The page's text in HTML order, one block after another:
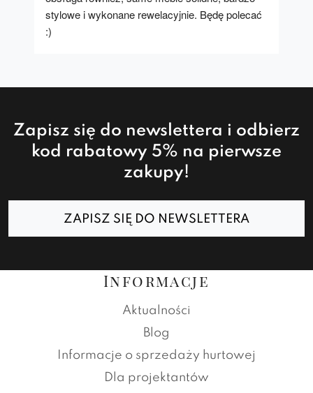
stylowe i wykonane rewelacyjnie. Będę polecać
:)
Zapisz się do newslettera i odbierz
kod rabatowy 5% na pierwsze
zakupy!
ZAPISZ SIĘ DO NEWSLETTERA
Informacje
Aktualności
Blog
Informacje o sprzedaży hurtowej
Dla projektantów